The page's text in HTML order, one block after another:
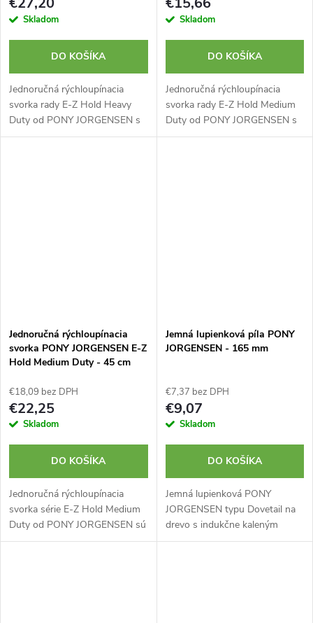
Skladom
DO KOŠÍKA
Jednoručná rýchloupínacia
svorka rady E-Z Hold Heavy
Duty od PONY JORGENSEN s
reguláciou tlaku sú vďaka svojej
Skladom
DO KOŠÍKA
Jednoručná rýchloupínacia
svorka rady E-Z Hold Medium
Duty od PONY JORGENSEN s
reguláciou tlaku sú vďaka svojej
Jednoručná rýchloupínacia
svorka PONY JORGENSEN E-Z
Hold Medium Duty - 45 cm
€18,09 bez DPH
€22,25
Skladom
DO KOŠÍKA
Jednoručná rýchloupínacia
svorka série E-Z Hold Medium
Duty od PONY JORGENSEN sú
vďaka svojej odolnosti ideálne
Jemná lupienková píla PONY
JORGENSEN - 165 mm
€7,37 bez DPH
€9,07
Skladom
DO KOŠÍKA
Jemná lupienková PONY
JORGENSEN typu Dovetail na
drevo s indukčne kaleným
ostrím, doraz rukoväte v uhle